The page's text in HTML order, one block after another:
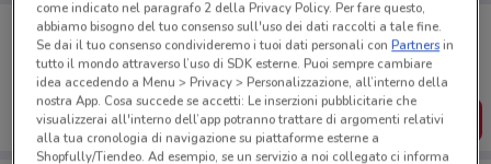
Porta DoveConviene sempre con te!
Puoi trovare le migliori offerte dei negozi vicino a te,
salvarle e creare la tua lista del risparmio, comodamente
dal tuo cellulare.
SCARICA L’APP
come indicato nel paragrafo 2 della Privacy Policy. Per fare questo,
abbiamo bisogno del tuo consenso sull'uso dei dati raccolti a tale fine.
Se dai il tuo consenso condivideremo i tuoi dati personali conPartnersin
tutto il mondo attraverso l’uso di SDK esterne. Puoi sempre cambiare
idea accedendo a Menu > Privacy > Personalizzazione, all’interno della
nostra App. Cosa succede se accetti: Le inserzioni pubblicitarie che
visualizzerai all'interno dell’app potranno trattare di argomenti relativi
alla tua cronologia di navigazione su piattaforme esterne a
Shopfully/Tiendeo. Ad esempio, se un servizio a noi collegato ci informa